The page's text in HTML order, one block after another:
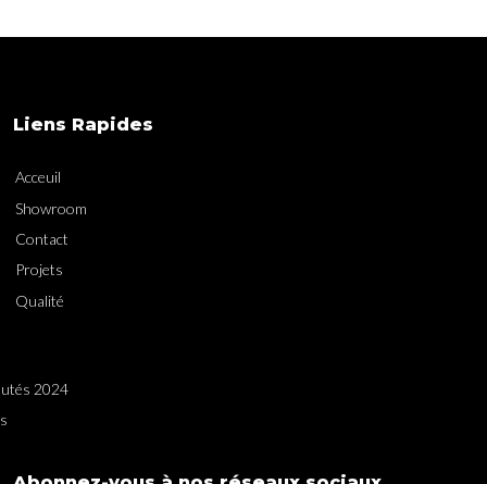
Liens Rapides
Acceuil
Showroom
Contact
Projets
Qualité
2024